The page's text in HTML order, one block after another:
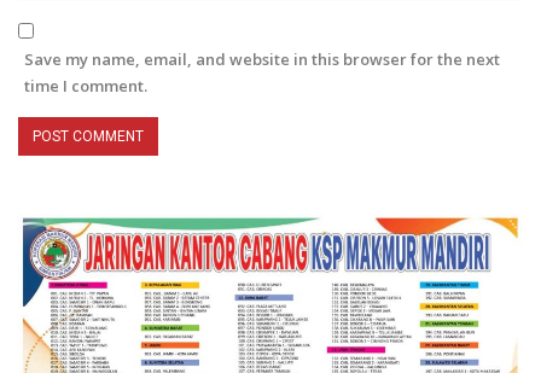
Save my name, email, and website in this browser for the next
time I comment.